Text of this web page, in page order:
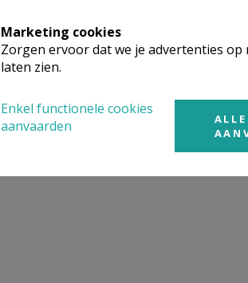
Marketing cookies
Zorgen ervoor dat we je advertenties op
laten zien.
Enkel functionele cookies
aanvaarden